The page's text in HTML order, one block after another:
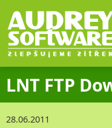
Služby
Ceník
LNT FTP
28.06.2011